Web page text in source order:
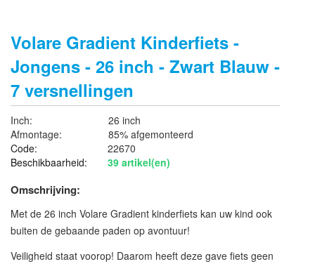
Volare Gradient Kinderfiets -
Jongens - 26 inch - Zwart Blauw -
7 versnellingen
Inch:
26 inch
Afmontage:
85% afgemonteerd
Code:
22670
Beschikbaarheid:
39 artikel(en)
Omschrijving:
Met de 26 inch Volare Gradient kinderfiets kan uw kind ook
buiten de gebaande paden op avontuur!
Veiligheid staat voorop! Daarom heeft deze gave fiets geen